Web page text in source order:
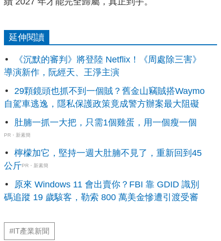
延伸閱讀
《沉默的審判》將登陸 Netflix！《周處除三害》
導演新作，阮經天、王淨主演
29顆鏡頭也抓不到一個賊？舊金山竊賊搭Waymo
自駕車逃逸，隱私保護政策竟成警方辦案最大阻礙
肚腩一抓一大把，只需1個雞蛋，用一個瘦一個
PR・新素簡
檸檬加它，堅持一週大肚腩不見了，重新回到45
公斤PR・新素簡
原來 Windows 11 會出賣你？FBI 靠 GDID 識別
碼追蹤 19 歲駭客，勒索 800 萬美金慘遭引渡受審
#IT產業新聞